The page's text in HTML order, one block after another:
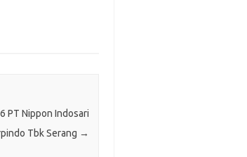
PT Nippon Indosari
Tbk Serang →